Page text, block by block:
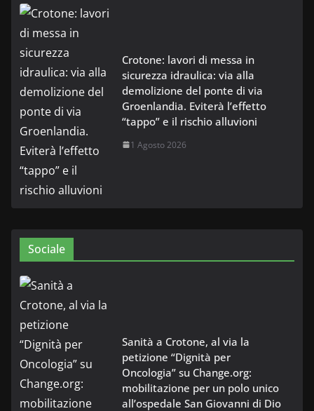
Crotone: lavori di messa in
sicurezza idraulica: via alla
demolizione del ponte di via
Groenlandia. Eviterà l’effetto
“tappo” e il rischio alluvioni
1 Agosto 2026
Sociale
Sanità a Crotone, al via la
petizione “Dignità per
Oncologia” su Change.org:
mobilitazione per un polo unico
all’ospedale San Giovanni di Dio